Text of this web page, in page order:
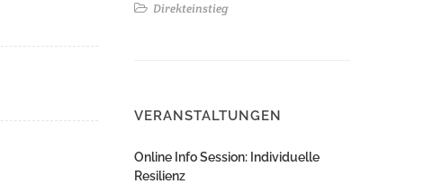
Direkteinstieg
VERANSTALTUNGEN
Online Info Session: Individuelle
Resilienz